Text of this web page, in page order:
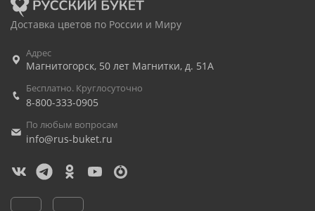
Доставка цветов по России и Миру
Адрес
Магнитогорск, 50 лет Магнитки, д. 51А
Бесплатно. Круглосуточно
8-800-333-0905
По любым вопросам
info@rus-buket.ru